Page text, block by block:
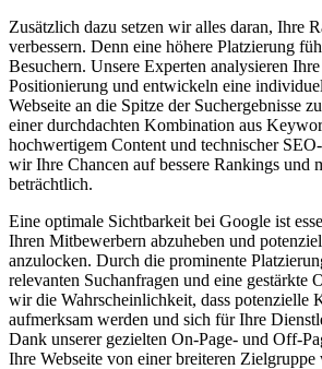
Zusätzlich dazu setzen wir alles daran, Ihre
verbessern. Denn eine höhere Platzierung
Besuchern. Unsere Experten analysieren
Positionierung und entwickeln eine
Webseite an die Spitze der Suchergebnisse
einer durchdachten Kombination aus
hochwertigem Content und technischer
wir Ihre Chancen auf bessere Rankings und
beträchtlich.
Eine optimale Sichtbarkeit bei Google ist
Ihren Mitbewerbern abzuheben und
anzulocken. Durch die prominente
relevanten Suchanfragen und eine gestärkte
wir die Wahrscheinlichkeit, dass potenzielle
aufmerksam werden und sich für Ihre
Dank unserer gezielten On-Page- und Off-
Ihre Webseite von einer breiteren Zielgruppe